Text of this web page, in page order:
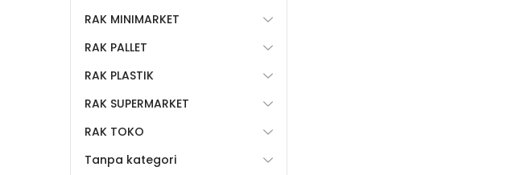
RAK MINIMARKET
RAK PALLET
RAK PLASTIK
RAK SUPERMARKET
RAK TOKO
Tanpa kategori